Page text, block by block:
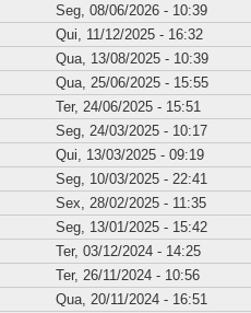
Seg, 08/06/2026 - 10:39
Qui, 11/12/2025 - 16:32
Qua, 13/08/2025 - 10:39
Qua, 25/06/2025 - 15:55
Ter, 24/06/2025 - 15:51
Seg, 24/03/2025 - 10:17
Qui, 13/03/2025 - 09:19
Seg, 10/03/2025 - 22:41
Sex, 28/02/2025 - 11:35
Seg, 13/01/2025 - 15:42
Ter, 03/12/2024 - 14:25
Ter, 26/11/2024 - 10:56
Qua, 20/11/2024 - 16:51